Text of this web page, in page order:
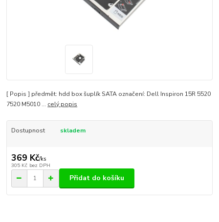
[ Popis ] předmět: hdd box šuplík SATA označení: Dell Inspiron 15R 5520
7520 M5010 ... celý popis
Dostupnost skladem
369 Kč/ks
305 Kč bez DPH
Přidat do košíku